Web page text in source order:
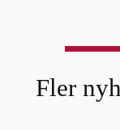
Fler